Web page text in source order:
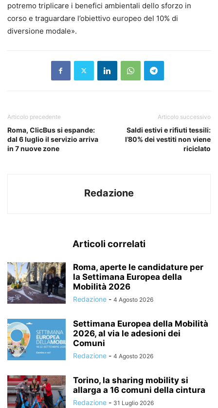
potremo triplicare i benefici ambientali dello sforzo in
corso e traguardare l’obiettivo europeo del 10% di
diversione modale».
Articolo precedente
Roma, ClicBus si espande:
dal 6 luglio il servizio arriva
in 7 nuove zone
Articolo successivo
Saldi estivi e rifiuti tessili:
l’80% dei vestiti non viene
riciclato
Redazione
Articoli correlati
Roma, aperte le candidature per
la Settimana Europea della
Mobilità 2026
Redazione - 4 Agosto 2026
Settimana Europea della Mobilità
2026, al via le adesioni dei
Comuni
Redazione - 4 Agosto 2026
Torino, la sharing mobility si
allarga a 16 comuni della cintura
Redazione - 31 Luglio 2026